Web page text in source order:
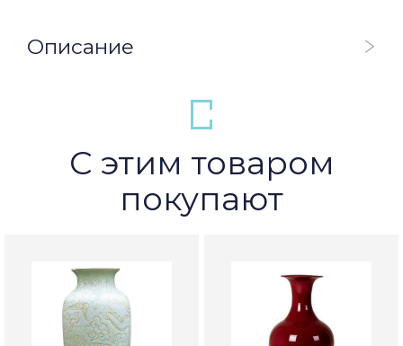
Описание
С этим товаром
покупают